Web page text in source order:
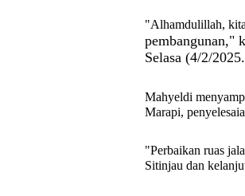
"Alhamdulillah,
pembangunan,"
Selasa (4/2/2025.
Mahyeldi
Marapi,
"Perbaikan ruas
Sitinjau dan